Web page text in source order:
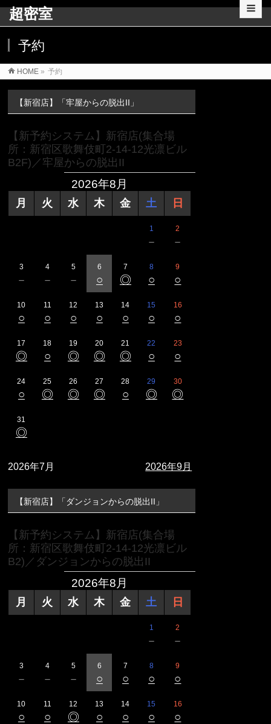
超密室
予約
HOME » 予約
【新宿店】「牢屋からの脱出II」
【新予約システム】新宿店(集合場
所：新宿区歌舞伎町2-14-12光凛ビル
B2F)／牢屋からの脱出II
2026年8月
月 火 水 木 金 土 日
1
－
2
－
3
－
4
－
5
－
6
○
7
◎
8
○
9
○
10
○
11
○
12
○
13
○
14
○
15
○
16
○
17
◎
18
○
19
◎
20
◎
21
◎
22
○
23
○
24
○
25
◎
26
◎
27
◎
28
○
29
◎
30
◎
31
◎
2026年7月 2026年9月
【新宿店】「ダンジョンからの脱出II」
【新予約システム】新宿店(集合場
所：新宿区歌舞伎町2-14-12光凛ビル
B2)／ダンジョンからの脱出II
2026年8月
月 火 水 木 金 土 日
1
－
2
－
3
－
4
－
5
－
6
○
7
○
8
○
9
○
10
○
11
○
12
◎
13
○
14
○
15
○
16
○